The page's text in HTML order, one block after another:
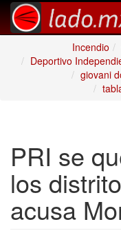
Incendio
Deportivo
giovani
PRI se
los
acusa